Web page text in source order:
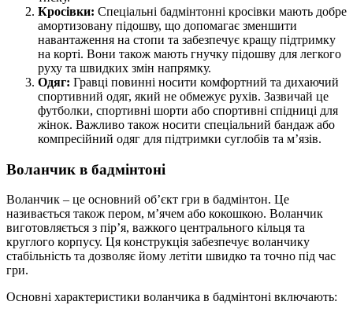
Кросівки: Спеціальні бадмінтонні кросівки мають добре
амортизовану підошву, що допомагає зменшити
навантаження на стопи та забезпечує кращу підтримку
на корті. Вони також мають гнучку підошву для легкого
руху та швидких змін напрямку.
Одяг: Гравці повинні носити комфортний та дихаючий
спортивний одяг, який не обмежує рухів. Зазвичай це
футболки, спортивні шорти або спортивні спідниці для
жінок. Важливо також носити спеціальний бандаж або
компресійний одяг для підтримки суглобів та м’язів.
Воланчик в бадмінтоні
Воланчик – це основний об’єкт гри в бадмінтон. Це
називається також пером, м’ячем або кокошкою. Воланчик
виготовляється з пір’я, важкого центрального кільця та
круглого корпусу. Ця конструкція забезпечує воланчику
стабільність та дозволяє йому летіти швидко та точно під час
гри.
Основні характеристики воланчика в бадмінтоні включають: